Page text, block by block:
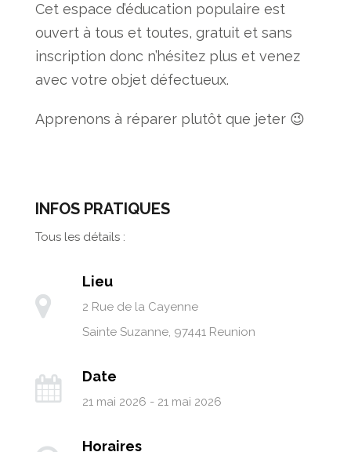
Cet espace d’éducation populaire est
ouvert à tous et toutes, gratuit et sans
inscription donc n’hésitez plus et venez
avec votre objet défectueux.
Apprenons à réparer plutôt que jeter 😉
INFOS PRATIQUES
Tous les détails :
Lieu
2 Rue de la Cayenne
Sainte Suzanne, 97441 Reunion
Date
21 mai 2026 - 21 mai 2026
Horaires